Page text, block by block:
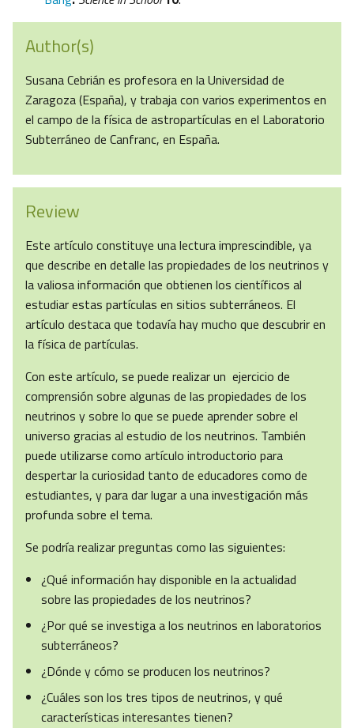
Author(s)
Susana Cebrián es profesora en la Universidad de
Zaragoza (España), y trabaja con varios experimentos en
el campo de la física de astropartículas en el Laboratorio
Subterráneo de Canfranc, en España.
Review
Este artículo constituye una lectura imprescindible, ya
que describe en detalle las propiedades de los neutrinos y
la valiosa información que obtienen los científicos al
estudiar estas partículas en sitios subterráneos. El
artículo destaca que todavía hay mucho que descubrir en
la física de partículas.
Con este artículo, se puede realizar un ejercicio de
comprensión sobre algunas de las propiedades de los
neutrinos y sobre lo que se puede aprender sobre el
universo gracias al estudio de los neutrinos. También
puede utilizarse como artículo introductorio para
despertar la curiosidad tanto de educadores como de
estudiantes, y para dar lugar a una investigación más
profunda sobre el tema.
Se podría realizar preguntas como las siguientes:
¿Qué información hay disponible en la actualidad
sobre las propiedades de los neutrinos?
¿Por qué se investiga a los neutrinos en laboratorios
subterráneos?
¿Dónde y cómo se producen los neutrinos?
¿Cuáles son los tres tipos de neutrinos, y qué
características interesantes tienen?